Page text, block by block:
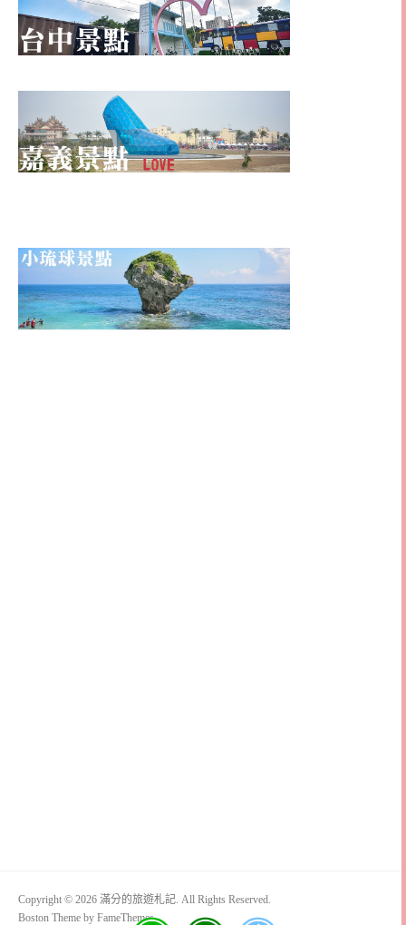
Copyright © 2026 滿分的旅遊札記. All Rights Reserved.
Boston Theme by FameThemes